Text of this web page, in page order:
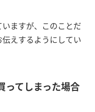
ますが、このことだ
えするようにしてい
ってしまった場合